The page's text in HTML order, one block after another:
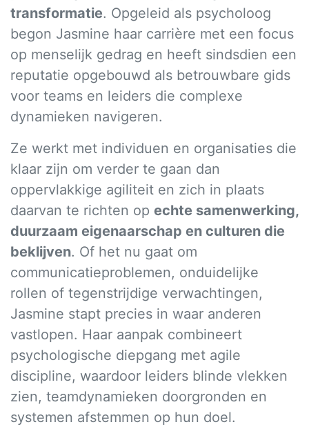
transformatie. Opgeleid als psycholoog
begon Jasmine haar carrière met een focus
op menselijk gedrag en heeft sindsdien een
reputatie opgebouwd als betrouwbare gids
voor teams en leiders die complexe
dynamieken navigeren.
Ze werkt met individuen en organisaties die
klaar zijn om verder te gaan dan
oppervlakkige agiliteit en zich in plaats
daarvan te richten op echte samenwerking,
duurzaam eigenaarschap en culturen die
beklijven. Of het nu gaat om
communicatieproblemen, onduidelijke
rollen of tegenstrijdige verwachtingen,
Jasmine stapt precies in waar anderen
vastlopen. Haar aanpak combineert
psychologische diepgang met agile
discipline, waardoor leiders blinde vlekken
zien, teamdynamieken doorgronden en
systemen afstemmen op hun doel.